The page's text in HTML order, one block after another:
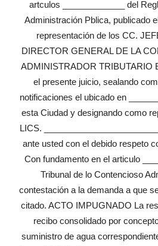
artculos _____________ del
Administración Pblica, publicado
representación de los CC.
DIRECTOR GENERAL DE LA
ADMINISTRADOR TRIBUTARIO
el presente juicio, sealando
notificaciones el ubicado en
esta Ciudad y designando como
LICS.
ante usted con el debido respeto
Con fundamento en el articulo
Tribunal de lo Contencioso
contestación a la demanda a que
citado. ACTO IMPUGNADO La
recibo consolidado por
suministro de agua